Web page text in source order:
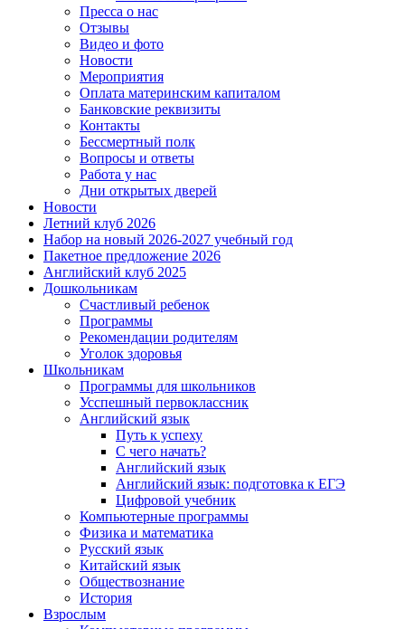
Пресса о нас
Отзывы
Видео и фото
Новости
Мероприятия
Оплата материнским капиталом
Банковские реквизиты
Контакты
Бессмертный полк
Вопросы и ответы
Работа у нас
Дни открытых дверей
Новости
Летний клуб 2026
Набор на новый 2026-2027 учебный год
Пакетное предложение 2026
Английский клуб 2025
Дошкольникам
Счастливый ребенок
Программы
Рекомендации родителям
Уголок здоровья
Школьникам
Программы для школьников
Усспешный первоклассник
Английский язык
Путь к успеху
С чего начать?
Английский язык
Английский язык: подготовка к ЕГЭ
Цифровой учебник
Компьютерные программы
Физика и математика
Русский язык
Китайский язык
Обществознание
История
Взрослым